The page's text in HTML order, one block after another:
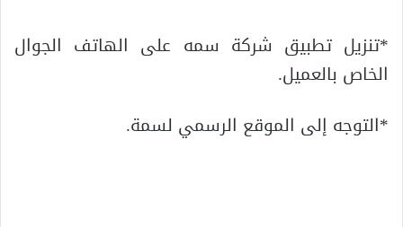
*تنزيل تطبيق شركة سمه على الهاتف الجوال
الخاص بالعميل.
*التوجه إلى الموقع الرسمي لسمة.